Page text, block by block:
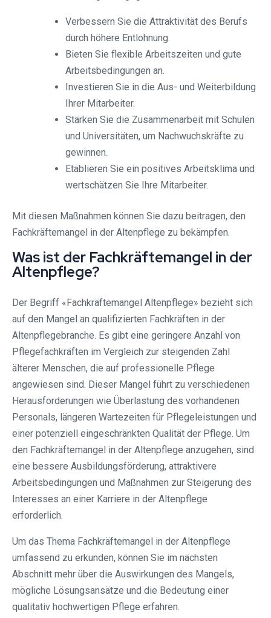
Verbessern Sie die Attraktivität des Berufs
durch höhere Entlohnung.
Bieten Sie flexible Arbeitszeiten und gute
Arbeitsbedingungen an.
Investieren Sie in die Aus- und Weiterbildung
Ihrer Mitarbeiter.
Stärken Sie die Zusammenarbeit mit Schulen
und Universitäten, um Nachwuchskräfte zu
gewinnen.
Etablieren Sie ein positives Arbeitsklima und
wertschätzen Sie Ihre Mitarbeiter.
Mit diesen Maßnahmen können Sie dazu beitragen, den
Fachkräftemangel in der Altenpflege zu bekämpfen.
Was ist der Fachkräftemangel in der
Altenpflege?
Der Begriff «Fachkräftemangel Altenpflege» bezieht sich
auf den Mangel an qualifizierten Fachkräften in der
Altenpflegebranche. Es gibt eine geringere Anzahl von
Pflegefachkräften im Vergleich zur steigenden Zahl
älterer Menschen, die auf professionelle Pflege
angewiesen sind. Dieser Mangel führt zu verschiedenen
Herausforderungen wie Überlastung des vorhandenen
Personals, längeren Wartezeiten für Pflegeleistungen und
einer potenziell eingeschränkten Qualität der Pflege. Um
den Fachkräftemangel in der Altenpflege anzugehen, sind
eine bessere Ausbildungsförderung, attraktivere
Arbeitsbedingungen und Maßnahmen zur Steigerung des
Interesses an einer Karriere in der Altenpflege
erforderlich.
Um das Thema Fachkräftemangel in der Altenpflege
umfassend zu erkunden, können Sie im nächsten
Abschnitt mehr über die Auswirkungen des Mangels,
mögliche Lösungsansätze und die Bedeutung einer
qualitativ hochwertigen Pflege erfahren.